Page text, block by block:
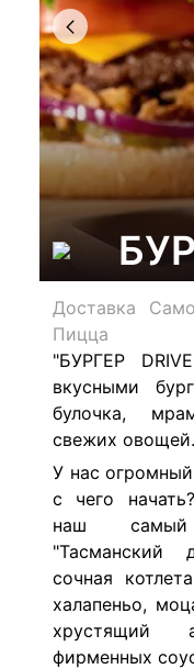
Доставка
Пицца
"БУРГЕР
вкусными
булочка,
свежих
У нас
с чего
наш самый
"Тасманский
сочная
халапеньо,
хрустящий
фирменных